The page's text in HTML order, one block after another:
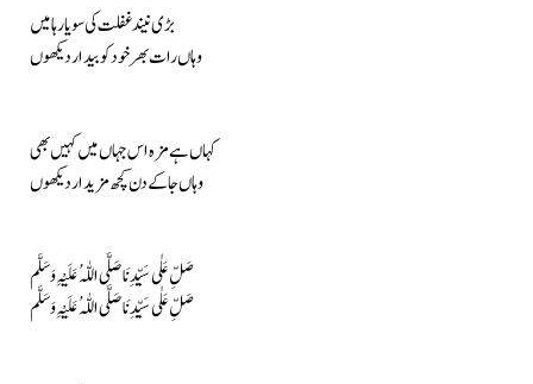
بڑی نیند غفلت کی سویا رہا میں
وہاں رات بھر خود کو بیدار دیکھوں
کہاں ہے مزہ اس جہاں میں کہیں بھی
وہاں جا کے دن کچھ مزیدار دیکھوں
صَلِّ عَلٰی سَیِّدِنَا صَلَّی اللّٰہُ عَلَیْہِ وَسَلَّم
صَلِّ عَلٰی سَیِّدِنَا صَلَّی اللّٰہُ عَلَیْہِ وَسَلَّم